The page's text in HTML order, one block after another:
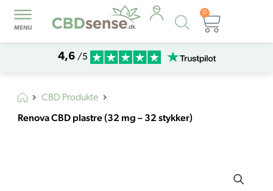
Products
search
0
Kurv
4,6 /5
CBD Produkte
Renova CBD plastre (32 mg – 32 stykker)